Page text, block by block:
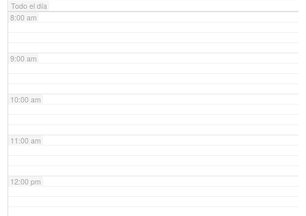
Todo el día
8:00 am
9:00 am
10:00 am
11:00 am
12:00 pm